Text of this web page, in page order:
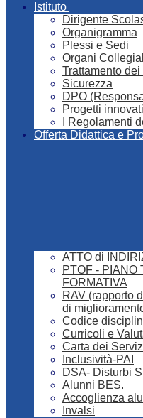
Istituto
Dirigente
Organigramma
Plessi e Sedi
Organi
Trattamento
Sicurezza
DPO
Progetti
I Regolamenti
Offerta Didattica e
ATTO di
PTOF - PIANO
FORMATIVA
RAV (rapporto
di
Codice
Curricoli e
Carta dei
Inclusività-PAI
DSA- Disturbi
Alunni BES.
Accoglienza
Invalsi